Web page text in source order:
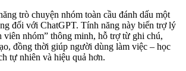
trò chuyện nhóm toàn cầu đánh dấu một
đối với ChatGPT. Tính năng này biến trợ lý
viên nhóm” thông minh, hỗ trợ từ ghi chú,
đồng thời giúp người dùng làm việc – học
tự nhiên và hiệu quả hơn.